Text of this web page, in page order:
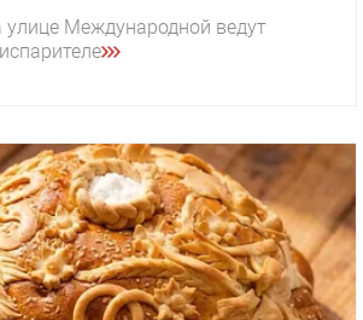
Международной ведут